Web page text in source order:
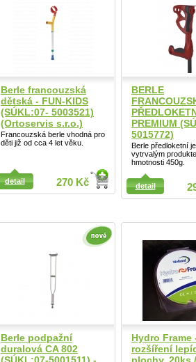
Berle francouzská
dětská - FUN-KIDS
(SÚKL:07- 5003521)
(Ortoservis s.r.o.)
Francouzská berle vhodná pro
děti již od cca 4 let věku.
270 Kč
detail
BERLE
PREMIUM
5015772)
Berle předloketní
vytrvalým
hmotnosti 450g.
detail
Berle podpažní
duralová CA 802
Hydro Frame
rozšíření